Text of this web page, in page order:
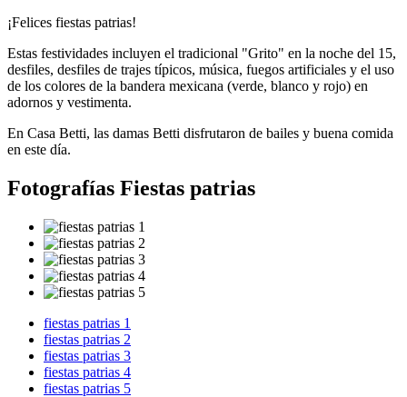
¡Felices fiestas patrias!
Estas festividades incluyen el tradicional "Grito" en la noche del 15,
desfiles, desfiles de trajes típicos, música, fuegos artificiales y el uso
de los colores de la bandera mexicana (verde, blanco y rojo) en
adornos y vestimenta.
En Casa Betti, las damas Betti disfrutaron de bailes y buena comida
en este día.
Fotografías Fiestas patrias
fiestas patrias 1
fiestas patrias 2
fiestas patrias 3
fiestas patrias 4
fiestas patrias 5